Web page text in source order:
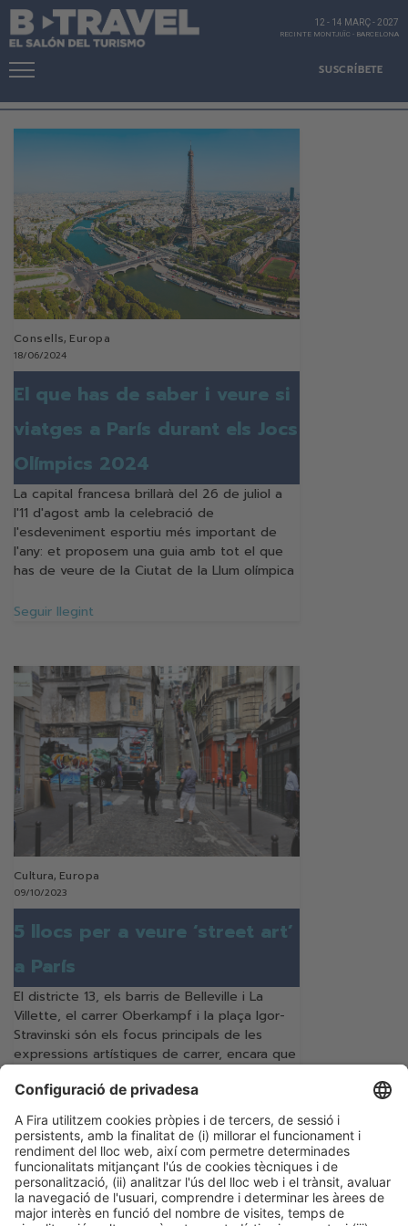
SUSCRÍBETE
12 - 14 MARÇ-2027
RECINTE MONTJUÏC - BARCELONA
Consells, Europa
18/06/2024
El que has de saber i veure si
viatges a París durant els Jocs
Olímpics 2024
La capital francesa brillarà del 26 de juliol a
l'11 d'agost amb la celebració de
l'esdeveniment esportiu més important de
l'any: et proposem una guia amb tot el que
has de veure de la Ciutat de la Llum olímpica
Seguir llegint
Cultura, Europa
09/10/2023
5 llocs per a veure ‘street art’
a París
El districte 13, els barris de Belleville i La
Villette, el carrer Oberkampf i la plaça Igor-
Stravinski són els focus principals de les
expressions artístiques de carrer, encara que
Seguir llegint
Categories